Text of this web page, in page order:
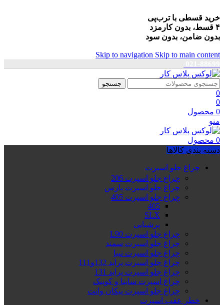
خرید قسطی با ترب‌پی
۴ قسط، بدون کارمزد
بدون ضامن، بدون سود
Skip to navigation Skip to main content
جستجو
0
0
0 محصول
منو
0 محصول
دسته بندی کالاها
چراغ جلو اسپرت
چراغ جلو اسپرت 206
چراغ جلو اسپرت پارس
چراغ جلو اسپرت 405
405
SLX
پرشیایی
چراغ جلو اسپرت L90
چراغ جلو اسپرت سمند
چراغ جلو اسپرت تیبا
چراغ جلو اسپرت پراید 132و111
چراغ جلو اسپرت پراید 131
چراغ اسپرت ساینا و کوییک
چراغ جلو اسپرت پیکان وانت
خطر عقب اسپرت